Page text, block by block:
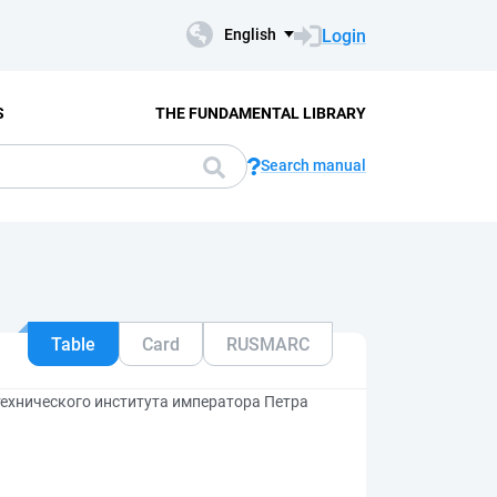
English Login
THE FUNDAMENTAL LIBRARY
Search manual
Table Card RUSMARC
института императора Петра